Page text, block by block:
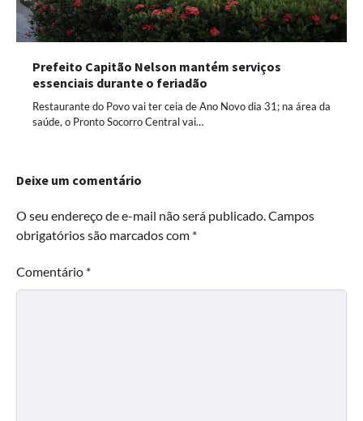
Prefeito Capitão Nelson mantém serviços
essenciais durante o feriadão
Restaurante do Povo vai ter ceia de Ano Novo dia 31; na área da
saúde, o Pronto Socorro Central vai…
Deixe um comentário
O seu endereço de e-mail não será publicado. Campos
obrigatórios são marcados com *
Comentário *